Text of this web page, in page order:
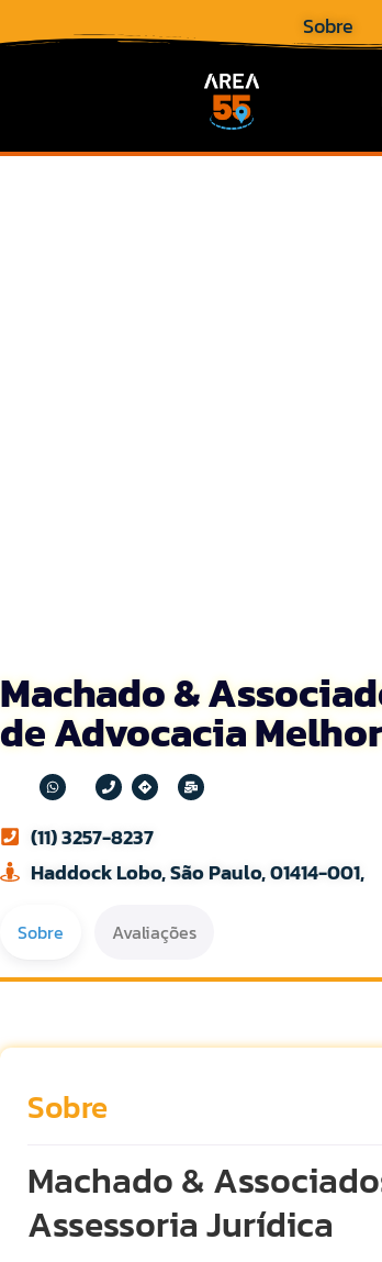
Sobre
Machado &
de Advocacia
(11) 3257-8237
Haddock Lobo, São Paulo, 01414-001,
Sobre Avaliações
Sobre
Machado &
Assessoria Jurídica